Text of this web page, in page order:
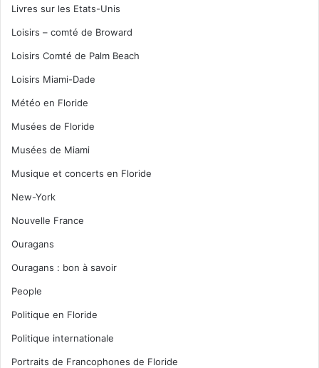
Livres sur les Etats-Unis
Loisirs – comté de Broward
Loisirs Comté de Palm Beach
Loisirs Miami-Dade
Météo en Floride
Musées de Floride
Musées de Miami
Musique et concerts en Floride
New-York
Nouvelle France
Ouragans
Ouragans : bon à savoir
People
Politique en Floride
Politique internationale
Portraits de Francophones de Floride